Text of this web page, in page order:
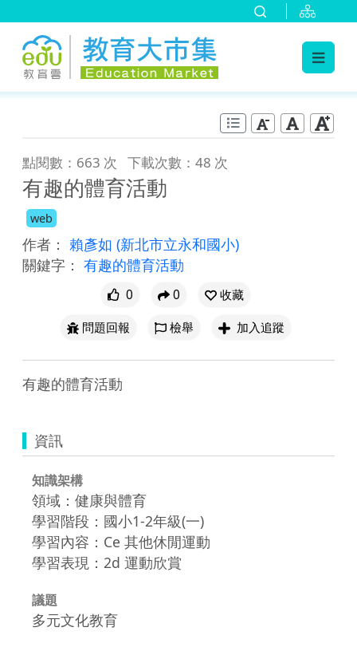
點閱數：663 次 下載次數：48 次
有趣的體育活動
web
作者： 賴彥如 (新北市立永和國小)
關鍵字： 有趣的體育活動
0 0
收藏
問題回報
檢舉 加入追蹤
有趣的體育活動
資訊
知識架構
領域：健康與體育
學習階段：國小1-2年級(一)
學習內容：Ce 其他休閒運動
學習表現：2d 運動欣賞
議題
多元文化教育